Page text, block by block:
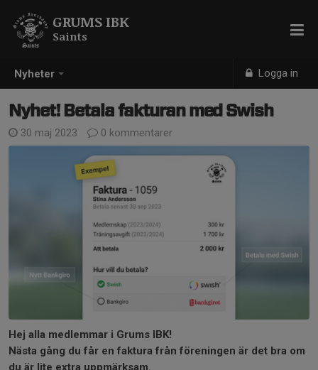
Nyheter Logga in
GRUMS IBK
Saints
Nyhet! Betala fakturan med Swish
30 maj 2023 0 kommentarer
Hej alla medlemmar i Grums IBK!
Nästa gång du får en faktura från föreningen är det bra om
du är lite extra uppmärksam.